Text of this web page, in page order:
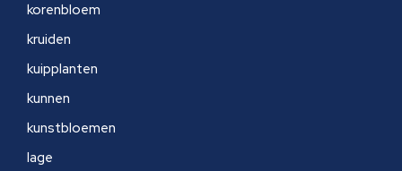
korenbloem
kruiden
kuipplanten
kunnen
kunstbloemen
lage